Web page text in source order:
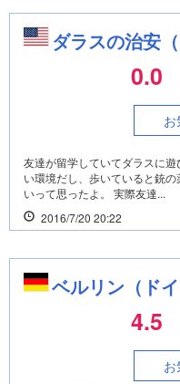
ダラスの治安（
0.0
友達が留学していてダラスに
い環境だし、歩いていると銃
いって思ったよ。 実際友達...
2016/7/20 20:22
ベルリン（ドイ
4.5